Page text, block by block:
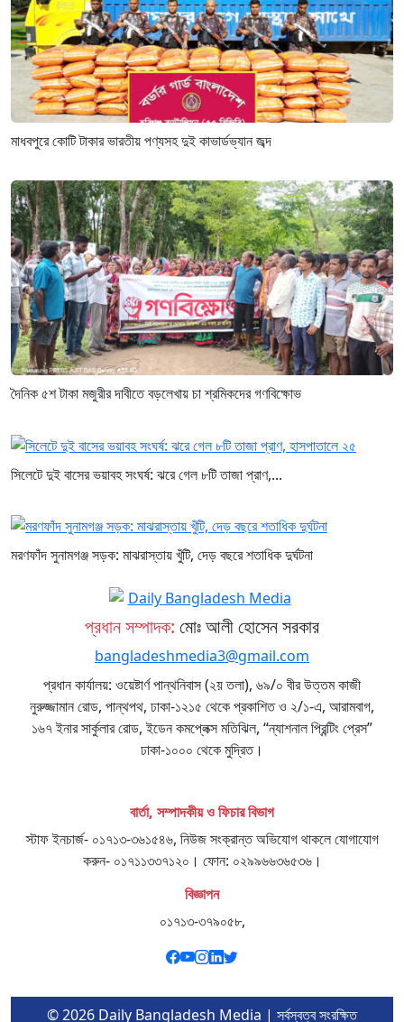
মাধবপুরে কোটি টাকার ভারতীয় পণ্যসহ দুই কাভার্ডভ্যান জব্দ
দৈনিক ৫শ টাকা মজুরীর দাবীতে বড়লেখায় চা শ্রমিকদের গণবিক্ষোভ
সিলেটে দুই বাসের ভয়াবহ সংঘর্ষ: ঝরে গেল ৮টি তাজা প্রাণ,...
মরণফাঁদ সুনামগঞ্জ সড়ক: মাঝরাস্তায় খুঁটি, দেড় বছরে শতাধিক দুর্ঘটনা
প্রধান সম্পাদক: মোঃ আলী হোসেন সরকার
bangladeshmedia3@gmail.com
প্রধান কার্যালয়: ওয়েষ্টার্ণ পান্থনিবাস (২য় তলা), ৬৯/০ বীর উত্তম কাজী
নুরুজ্জামান রোড, পান্থপথ, ঢাকা-১২১৫ থেকে প্রকাশিত ও ২/১-এ, আরামবাগ,
১৬৭ ইনার সার্কুলার রোড, ইডেন কমপ্লেক্স মতিঝিল, “ন্যাশনাল প্রিন্টিং প্রেস”
ঢাকা-১০০০ থেকে মুদ্রিত।
বার্তা, সম্পাদকীয় ও ফিচার বিভাগ
স্টাফ ইনচার্জ- ০১৭১৩-৩৬১৫৪৬, নিউজ সংক্রান্ত অভিযোগ থাকলে যোগাযোগ
করুন- ০১৭১১৩৩৭১২০। ফোন: ০২৯৯৬৬৩৬৫৩৬।
বিজ্ঞাপন
০১৭১৩-৩৭৯০৫৮,
© 2026 Daily Bangladesh Media | সর্বস্বত্ব সংরক্ষিত